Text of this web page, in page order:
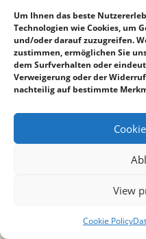
Um Ihnen das beste
Technologien wie Cookies, um
und/oder darauf zuzugreifen.
zustimmen, ermöglichen Sie
dem Surfverhalten oder
Verweigerung oder der
nachteilig auf bestimmte
View
Cookie Policy
Crossroad (Crossis)